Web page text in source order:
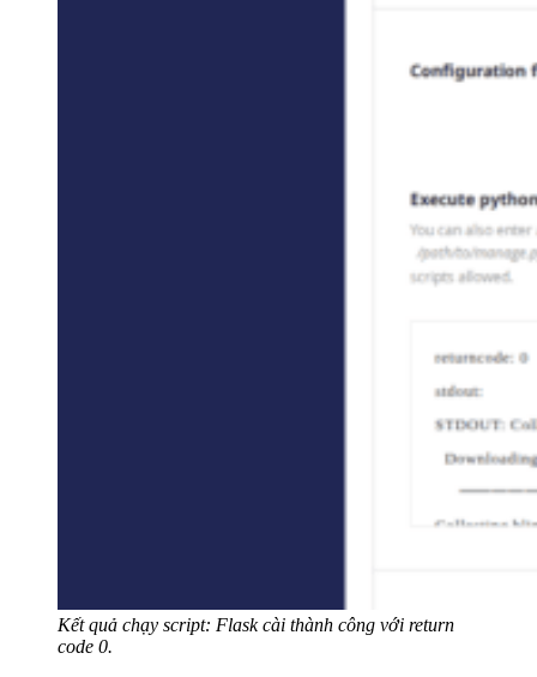
Kết quả chạy script: Flask cài thành công với return
code 0.